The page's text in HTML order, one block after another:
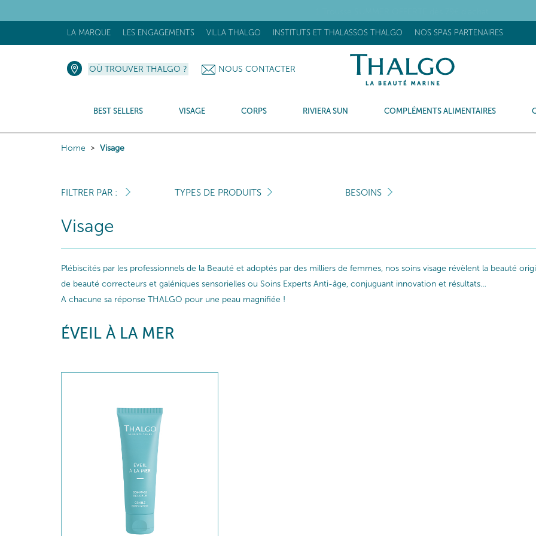
LA MARQUE LES ENGAGEMENTS VILLA THALGO INSTITUTS ET THALASSOS THALGO NOS SPAS PARTENAIRES
OÙ TROUVER THALGO ? NOUS CONTACTER
BEST SELLERS VISAGE CORPS RIVIERA SUN COMPLÉMENTS ALIMENTAIRES
Home Visage
FILTRER PAR : TYPES DE PRODUITS BESOINS
Visage
Plébiscités par les professionnels de la Beauté et adoptés par des milliers de femmes, nos soins visage révèlent la beauté
de beauté correcteurs et galéniques sensorielles ou Soins Experts Anti-âge, conjuguant innovation et résultats…
A chacune sa réponse THALGO pour une peau magnifiée !
ÉVEIL À LA MER